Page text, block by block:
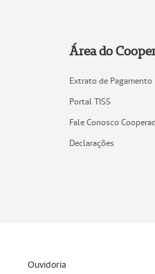
Área do
Extrato de Pagamento
Portal TISS
Fale Conosco
Declarações
Ouvidoria